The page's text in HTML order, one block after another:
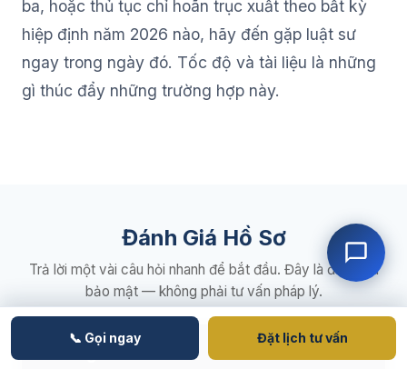
ba, hoặc thủ tục chỉ hoãn trục xuất theo bất kỳ
hiệp định năm 2026 nào, hãy đến gặp luật sư
ngay trong ngày đó. Tốc độ và tài liệu là những
gì thúc đẩy những trường hợp này.
Đánh Giá Hồ Sơ
Trả lời một vài câu hỏi nhanh để bắt đầu. Đây là đánh giá
bảo mật — không phải tư vấn pháp lý.
📞 Gọi ngay Đặt lịch tư vấn